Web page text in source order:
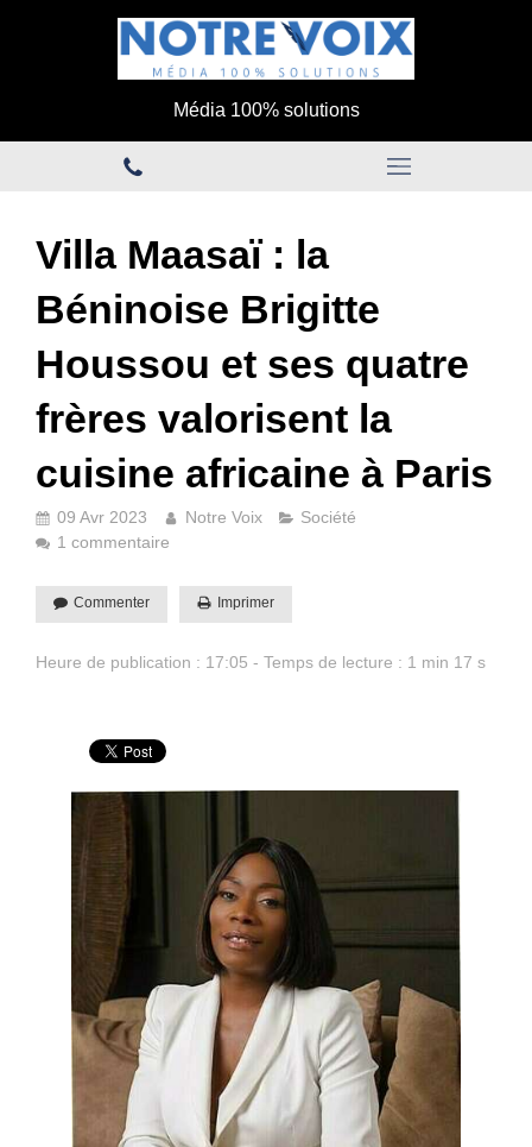
Média 100% solutions
Villa Maasaï : la
Béninoise Brigitte
Houssou et ses quatre
frères valorisent la
cuisine africaine à Paris
09 Avr 2023 Notre Voix
Société
1 commentaire
Commenter Imprimer
Heure de publication : 17:05 - Temps de lecture : 1 min 17 s